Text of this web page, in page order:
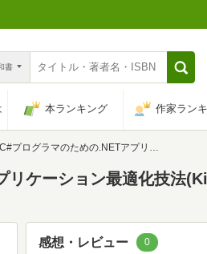
書
本ランキング 作家ラン
プログラマのための.NETアプリケーション最適化技法
リケーション最適化技法
感想・レビュー 0